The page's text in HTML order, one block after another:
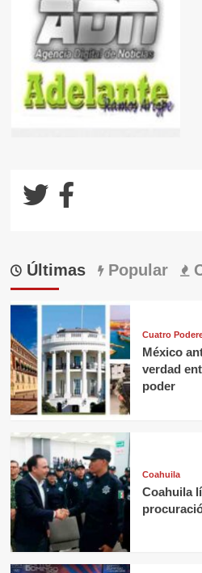
Últimas Popular
Cuatro
México
verdad
poder
Coahuila
Coahuila